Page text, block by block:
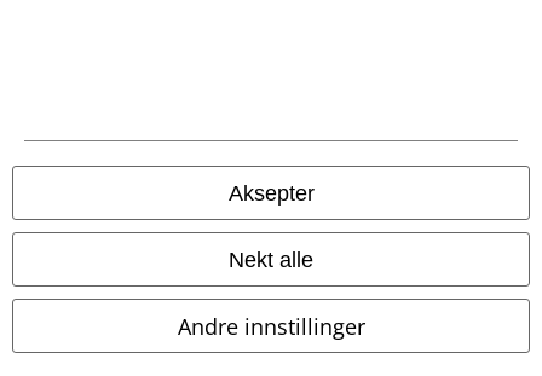
Aksepter
Nekt alle
Andre innstillinger
© 1986-2026 E.M.P. Merchandising HGmbH
EMP Online Shops